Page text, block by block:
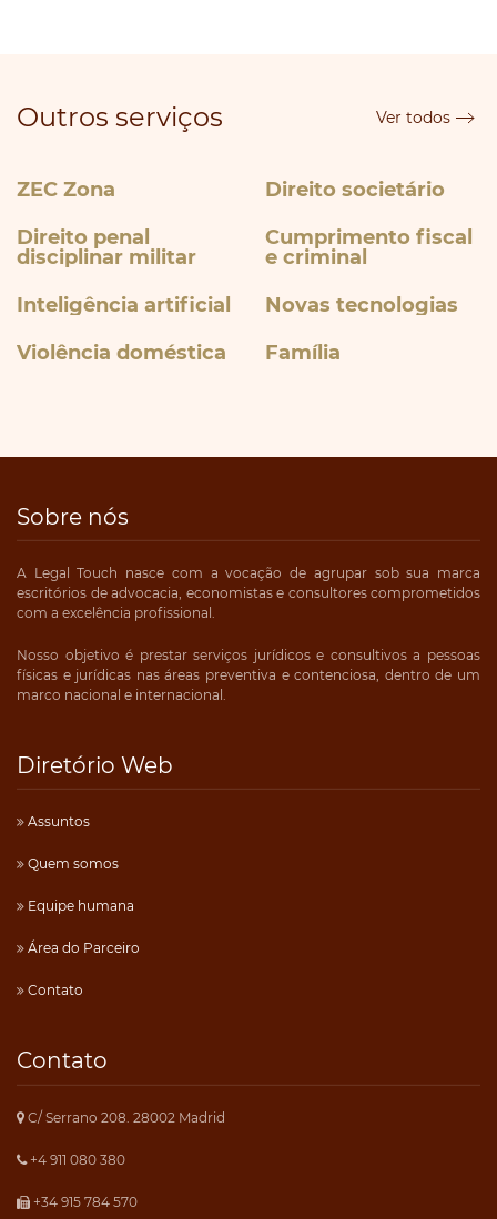
Outros serviços Ver todos
ZEC Zona
Direito societário
Direito penal
disciplinar militar
Cumprimento fiscal
e criminal
Inteligência artificial
Novas tecnologias
Violência doméstica
Família
Sobre nós
A Legal Touch nasce com a vocação de agrupar sob sua marca
escritórios de advocacia, economistas e consultores comprometidos
com a excelência profissional.
Nosso objetivo é prestar serviços jurídicos e consultivos a pessoas
físicas e jurídicas nas áreas preventiva e contenciosa, dentro de um
marco nacional e internacional.
Diretório Web
Assuntos
Quem somos
Equipe humana
Área do Parceiro
Contato
Contato
C/ Serrano 208. 28002 Madrid
+4 911 080 380
+34 915 784 570